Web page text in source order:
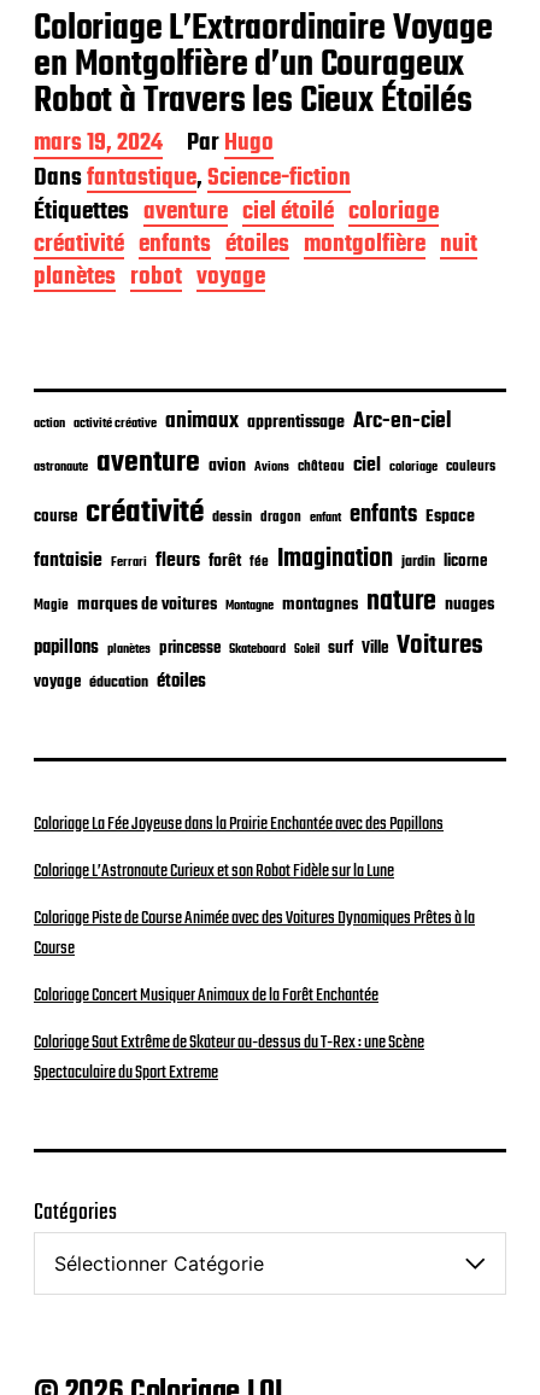
Coloriage L’Extraordinaire Voyage
en Montgolfière d’un Courageux
Robot à Travers les Cieux Étoilés
D
a
t
e
d
e
p
i
a
t
i
o
n
mars 19, 2024 ParHugo
Dansfantastique,Science-fiction
Étiquettes aventure ciel étoilé coloriage
créativité enfants étoiles montgolfière nuit
planètes robot voyage
action activité créative animaux apprentissage Arc-en-ciel
astronaute aventure avion Avions château ciel coloriage couleurs
course créativité dessin dragon enfant enfants Espace
fantaisie Ferrari fleurs forêt fée Imagination jardin licorne
Magie marques de voitures Montagne montagnes nature nuages
papillons planètes princesse Skateboard Soleil surf Ville Voitures
voyage éducation étoiles
Coloriage La Fée Joyeuse dans la Prairie Enchantée avec des Papillons
Coloriage L’Astronaute Curieux et son Robot Fidèle sur la Lune
Coloriage Piste de Course Animée avec des Voitures Dynamiques Prêtes à la
Course
Coloriage Concert Musiquer Animaux de la Forêt Enchantée
Coloriage Saut Extrême de Skateur au-dessus du T-Rex : une Scène
Spectaculaire du Sport Extreme
Catégories